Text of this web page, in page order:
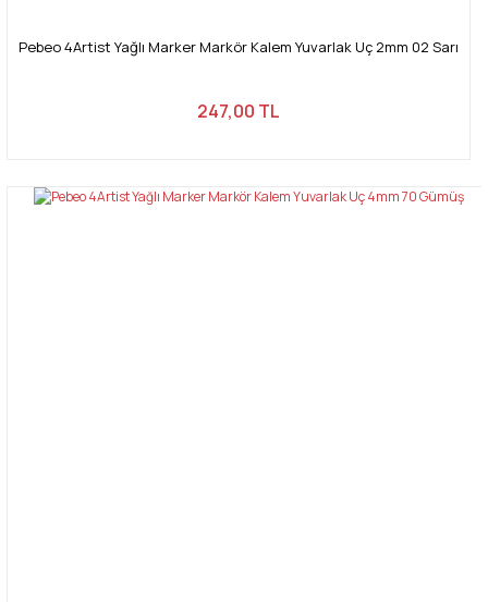
Pebeo 4Artist Yağlı Marker Markör Kalem Yuvarlak Uç 2mm 02 Sarı
247,00 TL